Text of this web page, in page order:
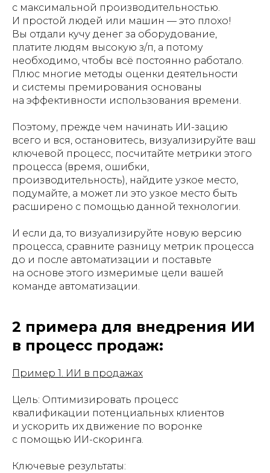
с максимальной производительностью.
И простой людей или машин — это плохо!
Вы отдали кучу денег за оборудование,
платите людям высокую з/п, а потому
необходимо, чтобы всё постоянно работало.
Плюс многие методы оценки деятельности
и системы премирования основаны
на эффективности использования времени.
Поэтому, прежде чем начинать ИИ-зацию
всего и вся, остановитесь, визуализируйте ваш
ключевой процесс, посчитайте метрики этого
процесса (время, ошибки,
производительность), найдите узкое место,
подумайте, а может ли это узкое место быть
расширено с помощью данной технологии.
И если да, то визуализируйте новую версию
процесса, сравните разницу метрик процесса
до и после автоматизации и поставьте
на основе этого измеримые цели вашей
команде автоматизации.
2 примера для внедрения ИИ
в процесс продаж:
Пример 1. ИИ в продажах
Цель: Оптимизировать процесс
квалификации потенциальных клиентов
и ускорить их движение по воронке
с помощью ИИ-скоринга.
Ключевые результаты: